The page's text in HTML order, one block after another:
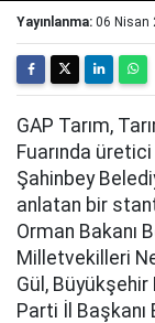
Yayınlanma: 06 Nisan
GAP Tarım,
Fuarında
Şahinbey
anlatan bir
Orman Bakanı
Milletvekilleri
Gül, Büyükşehir
Parti İl Başkanı